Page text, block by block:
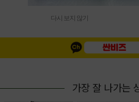
가장 잘 나가는
다시 보지 않기